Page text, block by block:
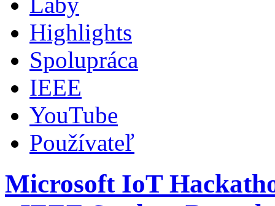
Highlights
Spolupráca
IEEE
YouTube
Používateľ
Microsoft IoT